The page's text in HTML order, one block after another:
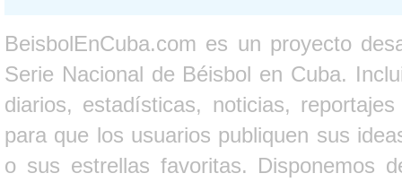
BeisbolEnCuba.com es un proyecto
Serie Nacional de Béisbol en Cuba.
diarios, estadísticas, noticias,
para que los usuarios publiquen sus
o sus estrellas favoritas. Disponemos